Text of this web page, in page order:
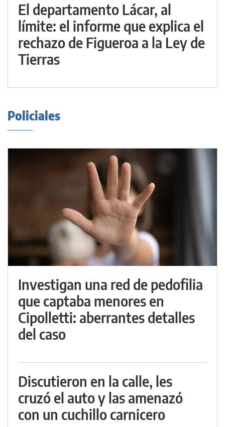
El departamento Lácar, al
límite: el informe que explica el
rechazo de Figueroa a la Ley de
Tierras
Policiales
Investigan una red de pedofilia
que captaba menores en
Cipolletti: aberrantes detalles
del caso
Discutieron en la calle, les
cruzó el auto y las amenazó
con un cuchillo carnicero